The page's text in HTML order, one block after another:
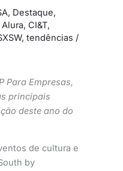
, Destaque,
Alura, CI&T,
, tendências /
Para Empresas,
principais
deste ano do
de cultura e
by